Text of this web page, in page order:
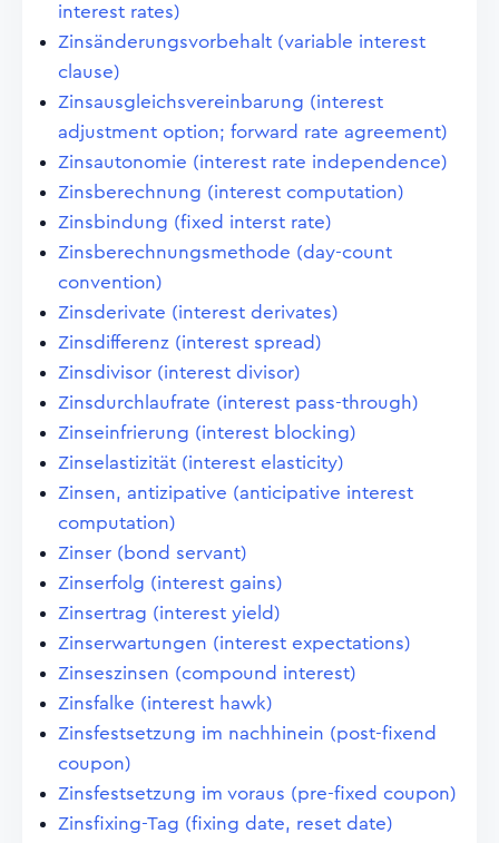
interest rates)
Zinsänderungsvorbehalt (variable interest
clause)
Zinsausgleichsvereinbarung (interest
adjustment option; forward rate agreement)
Zinsautonomie (interest rate independence)
Zinsberechnung (interest computation)
Zinsbindung (fixed interst rate)
Zinsberechnungsmethode (day-count
convention)
Zinsderivate (interest derivates)
Zinsdifferenz (interest spread)
Zinsdivisor (interest divisor)
Zinsdurchlaufrate (interest pass-through)
Zinseinfrierung (interest blocking)
Zinselastizität (interest elasticity)
Zinsen, antizipative (anticipative interest
computation)
Zinser (bond servant)
Zinserfolg (interest gains)
Zinsertrag (interest yield)
Zinserwartungen (interest expectations)
Zinseszinsen (compound interest)
Zinsfalke (interest hawk)
Zinsfestsetzung im nachhinein (post-fixend
coupon)
Zinsfestsetzung im voraus (pre-fixed coupon)
Zinsfixing-Tag (fixing date, reset date)